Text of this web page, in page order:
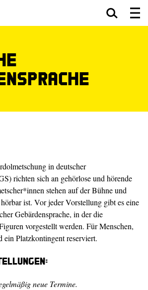
in deutscher
richten sich an gehörlose und hörende
stehen auf der Bühne und
ist. Vor jeder Vorstellung gibt es eine
Gebärdensprache, in der die
vorgestellt werden. Für Menschen,
Platzkontingent reserviert.
neue Termine.